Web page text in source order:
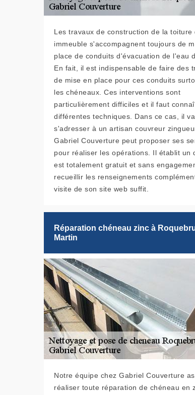
Les travaux de construction de la toiture
immeuble s'accompagnent toujours de
place de conduits d'évacuation de l'eau
En fait, il est indispensable de faire des
de mise en place pour ces conduits
les chéneaux. Ces interventions sont
particulièrement difficiles et il faut
différentes techniques. Dans ce cas, il
s'adresser à un artisan couvreur
Gabriel Couverture peut proposer ses
pour réaliser les opérations. Il établit un
est totalement gratuit et sans
recueillir les renseignements
visite de son site web suffit.
Réparation chéneau zinc à
Martin
Notre équipe chez Gabriel Couverture
réaliser toute réparation de chéneau en